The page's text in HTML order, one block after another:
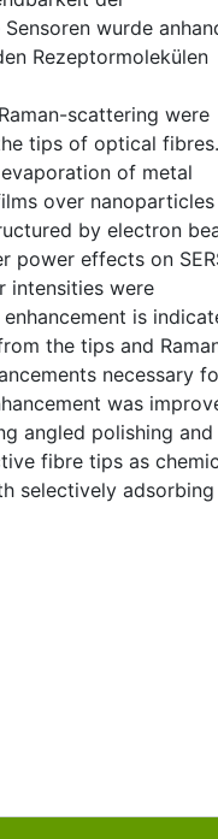
wurde
Rezeptormolekülen
scattering were
tips of optical fibres.
of metal
over
by electron
power effects on
intensities were
is
the tips and
necessary
was
angled polishing and
fibre tips as
selectively adsorbing